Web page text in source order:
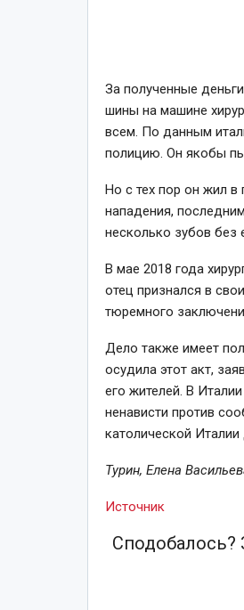
За полученные
шины на машине
всем. По данным
полицию. Он якобы
Но с тех пор он жил в
нападения,
несколько зубов без
В мае 2018 года
отец признался в
тюремного
Дело также имеет
осудила этот акт,
его жителей. В
ненависти против
католической
Турин, Елена
Источник
Сподобалось?